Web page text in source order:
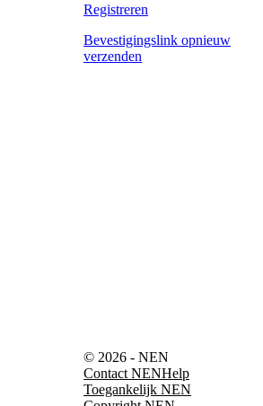
Registreren
Bevestigingslink opnieuw
verzenden
© 2026 - NEN
Contact NENHelp
Toegankelijk NEN